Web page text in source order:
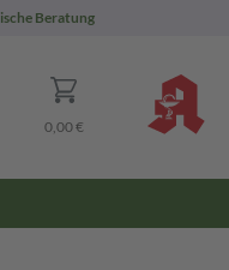
Beratung
0,00 €